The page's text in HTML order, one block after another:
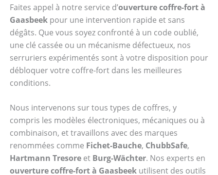
Faites appel à notre service d’ouverture coffre-fort à
Gaasbeek pour une intervention rapide et sans
dégâts. Que vous soyez confronté à un code oublié,
une clé cassée ou un mécanisme défectueux, nos
serruriers expérimentés sont à votre disposition pour
débloquer votre coffre-fort dans les meilleures
conditions.
Nous intervenons sur tous types de coffres, y
compris les modèles électroniques, mécaniques ou à
combinaison, et travaillons avec des marques
renommées comme Fichet-Bauche, ChubbSafe,
Hartmann Tresore et Burg-Wächter. Nos experts en
ouverture coffre-fort à Gaasbeek utilisent des outils